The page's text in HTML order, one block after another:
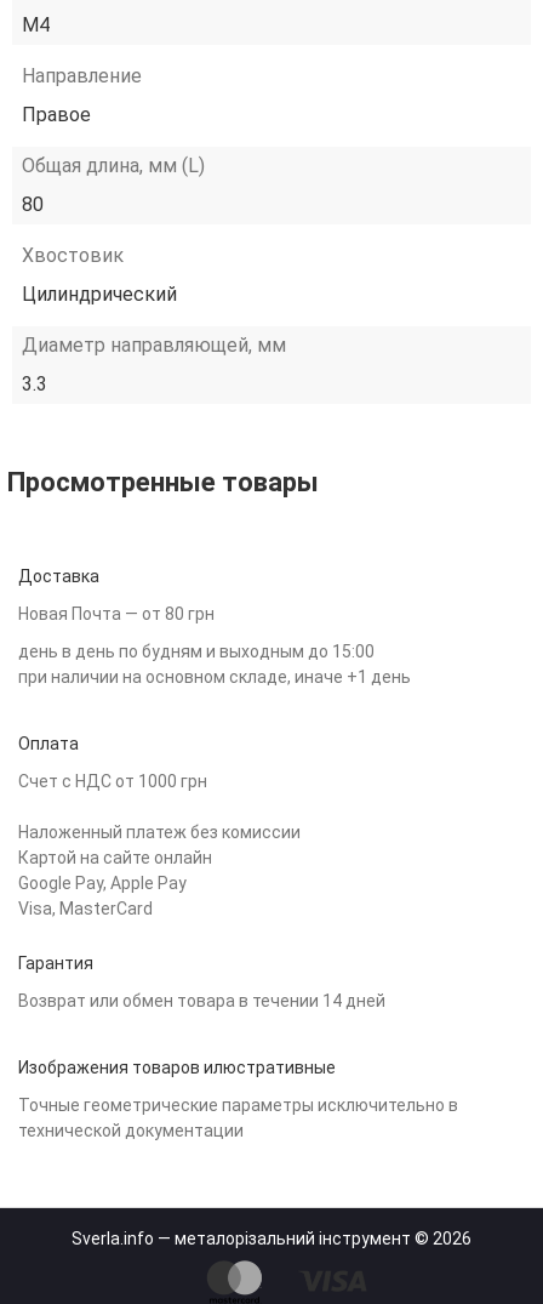
М4
Направление
Правое
Общая длина, мм (L)
80
Хвостовик
Цилиндрический
Диаметр направляющей, мм
3.3
Просмотренные товары
Доставка
Новая Почта — от 80 грн
день в день по будням и выходным до 15:00
при наличии на основном складе, иначе +1 день
Оплата
Счет с НДС от 1000 грн
Наложенный платеж без комиссии
Картой на сайте онлайн
Google Pay, Apple Pay
Visa, MasterCard
Гарантия
Возврат или обмен товара в течении 14 дней
Изображения товаров илюстративные
Точные геометрические параметры исключительно в
технической документации
Sverla.info — металорізальний інструмент © 2026